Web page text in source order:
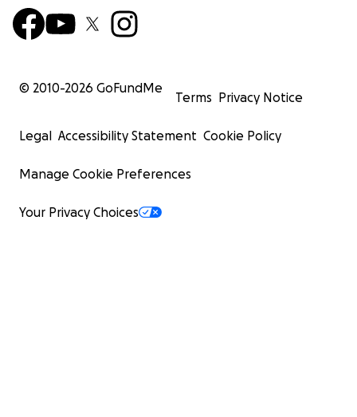
© 2010-2026 GoFundMe
Terms Privacy Notice
Legal Accessibility Statement Cookie Policy
Manage Cookie Preferences
Your Privacy Choices